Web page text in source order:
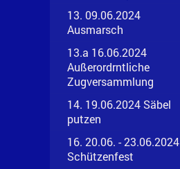
13. 09.06.2024
Ausmarsch
13.a 16.06.2024
Außerordrntliche
Zugversammlung
14. 19.06.2024 Säbel
putzen
16. 20.06. - 23.06.2024
Schützenfest